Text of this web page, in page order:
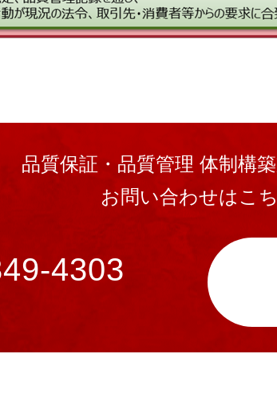
品質保証・品質管理 体制構
お問い合わせはこ
4303